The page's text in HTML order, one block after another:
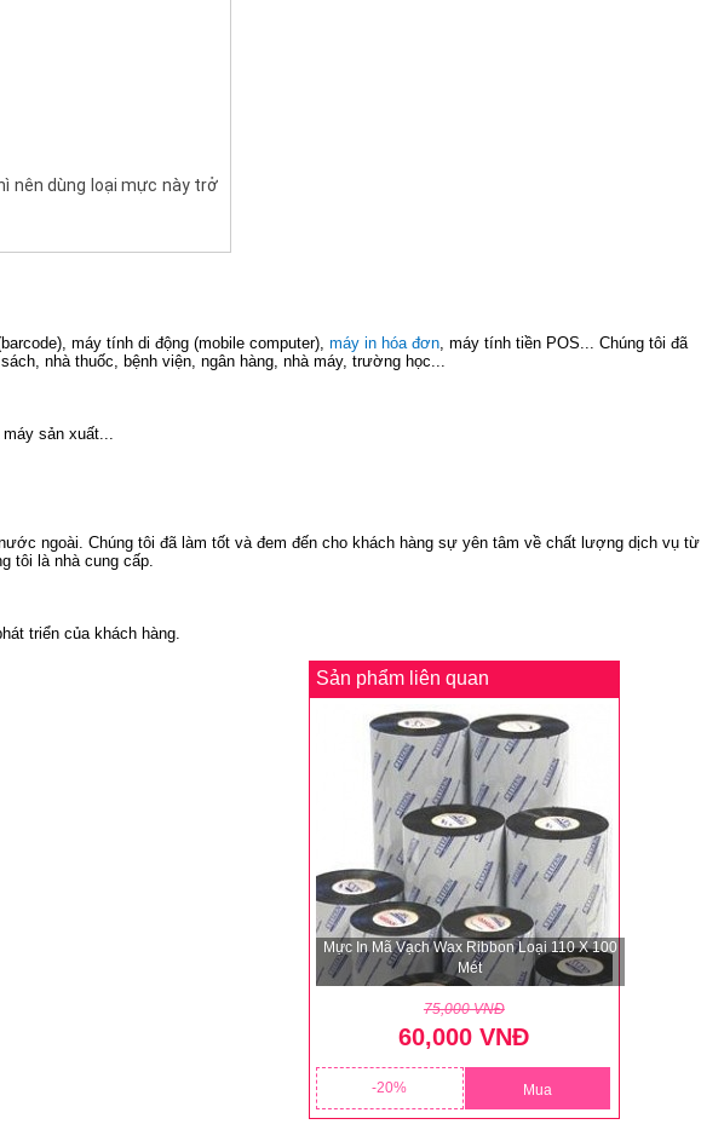
nên dùng loại mực này trở
máy tính di động (mobile computer), máy in hóa đơn, máy tính tiền POS... Chúng tôi đã
nhà thuốc, bệnh viện, ngân hàng, nhà máy, trường học...
sản xuất...
ngoài. Chúng tôi đã làm tốt và đem đến cho khách hàng sự yên tâm về chất lượng dịch vụ từ
tôi là nhà cung cấp.
triển của khách hàng.
Sản phẩm liên quan
Mực In Mã Vạch Wax Ribbon Loại 110 X 100
Mét
75,000 VNĐ
60,000 VNĐ
20 Mua